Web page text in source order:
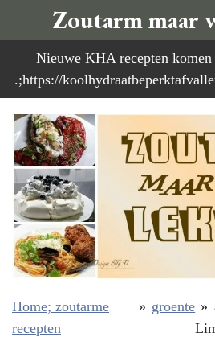
direct
naar
de
Zoutarm maar
Nieuwe KHA recepten komen
.;https://
Home; zoutarme
recepten
» groente »